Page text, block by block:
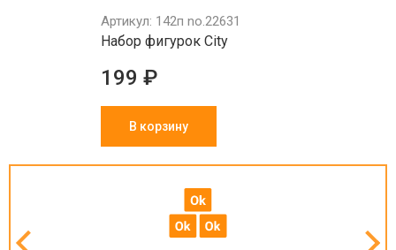
Артикул: 142п no.22631
Набор фигурок Сitу
199 ₽
В корзину